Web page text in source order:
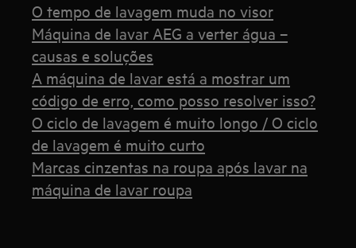
O tempo de lavagem muda no visor
Máquina de lavar AEG a verter água –
causas e soluções
A máquina de lavar está a mostrar um
código de erro, como posso resolver isso?
O ciclo de lavagem é muito longo / O ciclo
de lavagem é muito curto
Marcas cinzentas na roupa após lavar na
máquina de lavar roupa